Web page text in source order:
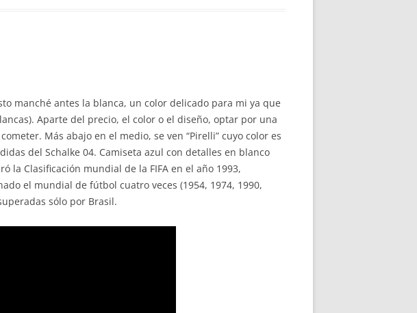
manché antes la blanca, un color delicado para mi ya que
Aparte del precio, el color o el diseño, optar por una
Más abajo en el medio, se ven “Pirelli” cuyo color es
del Schalke 04. Camiseta azul con detalles en blanco
la Clasificación mundial de la FIFA en el año 1993,
el mundial de fútbol cuatro veces (1954, 1974, 1990,
sólo por Brasil.